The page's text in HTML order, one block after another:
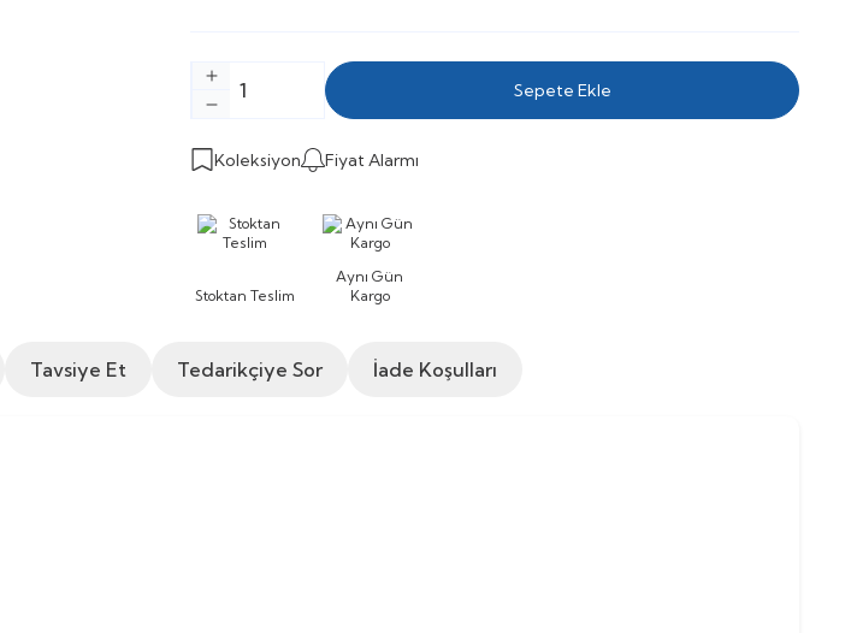
Sepete Ekle
Koleksiyon Fiyat Alarmı
Stoktan Teslim
Aynı Gün
Kargo
Tavsiye Et Tedarikçiye Sor İade Koşulları